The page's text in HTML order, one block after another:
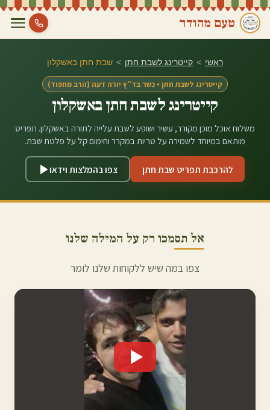
טעם מהודר
ראשי > קייטרינג לשבת חתן > שבת חתן באשקלון
קייטרינג לשבת חתן • כשר בד"ץ יורה דעה (הרב מחפוד)
קייטרינג לשבת חתן באשקלון
משלוח אוכל מוכן מקורר, עשיר ושופע לשבת עלייה לתורה באשקלון. תפריט
מותאם במיוחד לשמירה על טריות במקרר וחימום קל על פלטת שבת.
להרכבת תפריט שבת חתן צפו בהמלצות וידאו
אל תסמכו רק על המילה שלנו
צפו במה שיש ללקוחות שלנו לומר